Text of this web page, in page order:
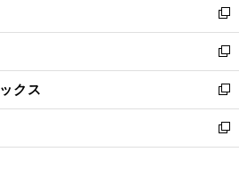
く
で
開
く
ド
ウ
で
開
く
ィ
ン
ド
ウ
で
開
く
い
ウ
ィ
ン
ド
ウ
で
開
新
し
い
ウ
ィ
ン
ド
ウ
新
し
い
ウ
ィ
ン
クス
新
し
い
ウ
新
し